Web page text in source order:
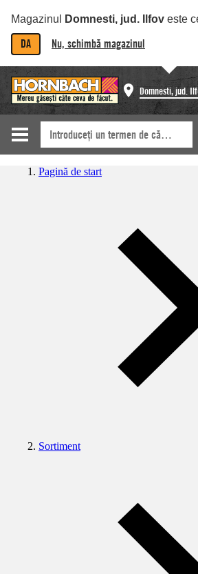
Magazinul Domnesti, jud. Ilfov este
DA Nu, schimbă magazinul
Domnesti, jud.
Pagină de start
Sortiment